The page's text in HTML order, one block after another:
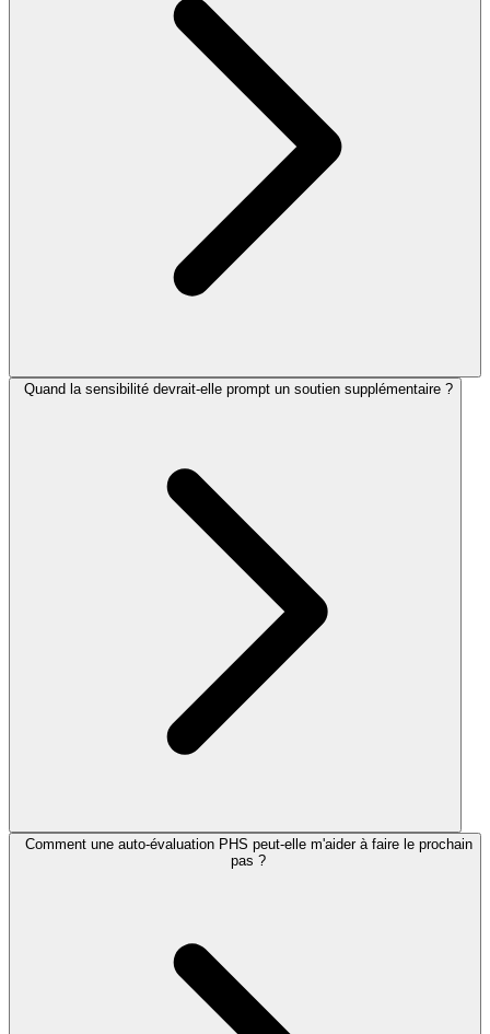
Quand la sensibilité devrait-elle prompt un soutien supplémentaire ?
Comment une auto-évaluation PHS peut-elle m'aider à faire le prochain
pas ?